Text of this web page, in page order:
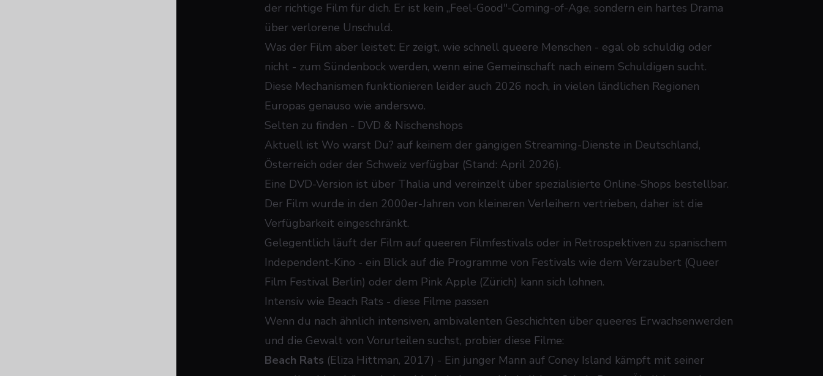
der richtige Film für dich. Er ist kein „Feel-Good"-Coming-of-Age, sondern ein hartes Drama
über verlorene Unschuld.
Was der Film aber leistet: Er zeigt, wie schnell queere Menschen - egal ob schuldig oder
nicht - zum Sündenbock werden, wenn eine Gemeinschaft nach einem Schuldigen sucht.
Diese Mechanismen funktionieren leider auch 2026 noch, in vielen ländlichen Regionen
Europas genauso wie anderswo.
Selten zu finden - DVD & Nischenshops
Aktuell ist Wo warst Du? auf keinem der gängigen Streaming-Dienste in Deutschland,
Österreich oder der Schweiz verfügbar (Stand: April 2026).
Eine DVD-Version ist über Thalia und vereinzelt über spezialisierte Online-Shops bestellbar.
Der Film wurde in den 2000er-Jahren von kleineren Verleihern vertrieben, daher ist die
Verfügbarkeit eingeschränkt.
Gelegentlich läuft der Film auf queeren Filmfestivals oder in Retrospektiven zu spanischem
Independent-Kino - ein Blick auf die Programme von Festivals wie dem Verzaubert (Queer
Film Festival Berlin) oder dem Pink Apple (Zürich) kann sich lohnen.
Intensiv wie Beach Rats - diese Filme passen
Wenn du nach ähnlich intensiven, ambivalenten Geschichten über queeres Erwachsenwerden
und die Gewalt von Vorurteilen suchst, probier diese Filme:
Beach Rats (Eliza Hittman, 2017) - Ein junger Mann auf Coney Island kämpft mit seiner